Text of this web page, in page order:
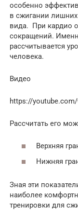
особенно
в сжигании
вида. При кардио
сокращений.
рассчитывается
человека.
Видео
https://youtube.com/
Рассчитать его
Верхняя
Нижняя
Зная эти
наиболее
тренировки для